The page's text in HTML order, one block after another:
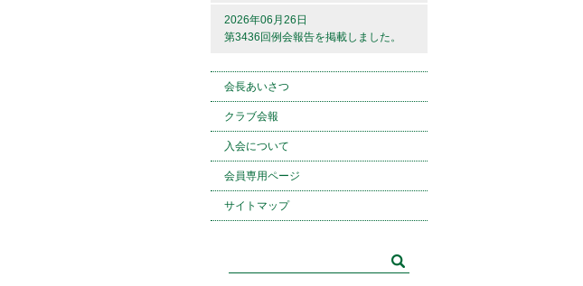
2026年06月26日
第3436回例会報告を掲載しました。
会長あいさつ
クラブ会報
入会について
会員専用ページ
サイトマップ